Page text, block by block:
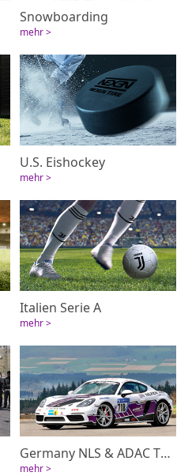
Snowboarding
mehr >
U.S. Eishockey
mehr >
Italien Serie A
mehr >
Germany NLS & ADAC TOTAL 24 Hour Race
mehr >